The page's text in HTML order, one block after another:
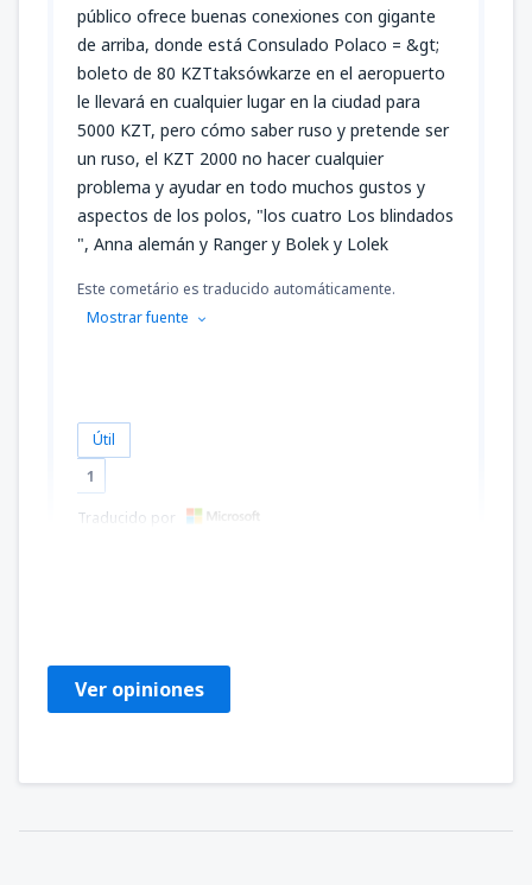
público ofrece buenas conexiones con gigante
de arriba, donde está Consulado Polaco = &gt;
boleto de 80 KZTtaksówkarze en el aeropuerto
le llevará en cualquier lugar en la ciudad para
5000 KZT, pero cómo saber ruso y pretende ser
un ruso, el KZT 2000 no hacer cualquier
problema y ayudar en todo muchos gustos y
aspectos de los polos, "los cuatro Los blindados
", Anna alemán y Ranger y Bolek y Lolek
Este cometário es traducido automáticamente.
Mostrar fuente
Útil
1
Traducido por
Ver opiniones